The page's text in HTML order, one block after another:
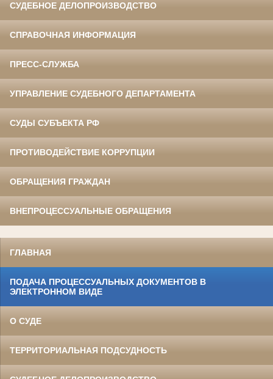
СУДЕБНОЕ ДЕЛОПРОИЗВОДСТВО
СПРАВОЧНАЯ ИНФОРМАЦИЯ
ПРЕСС-СЛУЖБА
УПРАВЛЕНИЕ СУДЕБНОГО ДЕПАРТАМЕНТА
СУДЫ СУБЪЕКТА РФ
ПРОТИВОДЕЙСТВИЕ КОРРУПЦИИ
ОБРАЩЕНИЯ ГРАЖДАН
ВНЕПРОЦЕССУАЛЬНЫЕ ОБРАЩЕНИЯ
ГЛАВНАЯ
ПОДАЧА ПРОЦЕССУАЛЬНЫХ ДОКУМЕНТОВ В
ЭЛЕКТРОННОМ ВИДЕ
О СУДЕ
ТЕРРИТОРИАЛЬНАЯ ПОДСУДНОСТЬ